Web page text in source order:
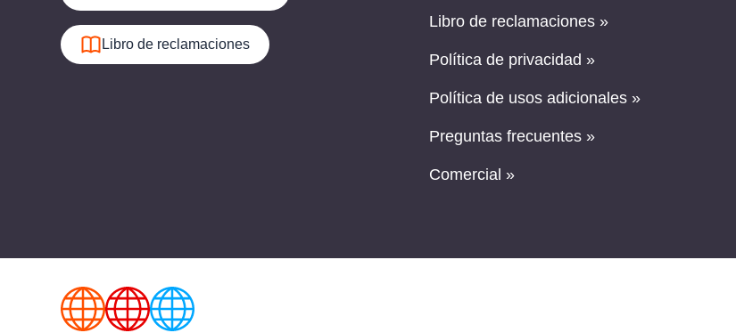
Libro de reclamaciones
Libro de reclamaciones »
Política de privacidad »
Política de usos adicionales »
Preguntas frecuentes »
Comercial »